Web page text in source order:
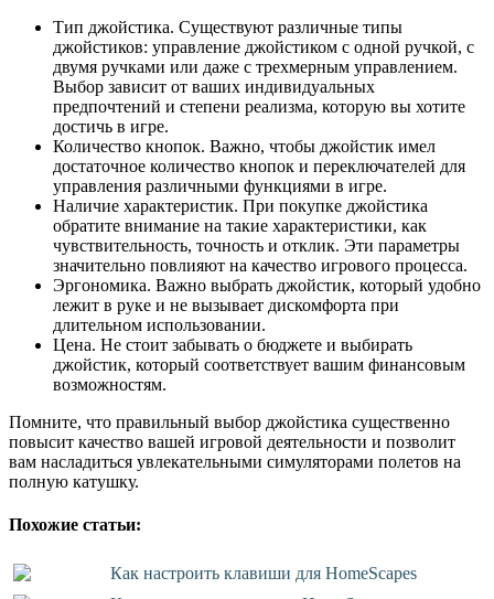
Тип джойстика. Существуют различные типы
джойстиков: управление джойстиком с одной ручкой, с
двумя ручками или даже с трехмерным управлением.
Выбор зависит от ваших индивидуальных
предпочтений и степени реализма, которую вы хотите
достичь в игре.
Количество кнопок. Важно, чтобы джойстик имел
достаточное количество кнопок и переключателей для
управления различными функциями в игре.
Наличие характеристик. При покупке джойстика
обратите внимание на такие характеристики, как
чувствительность, точность и отклик. Эти параметры
значительно повлияют на качество игрового процесса.
Эргономика. Важно выбрать джойстик, который удобно
лежит в руке и не вызывает дискомфорта при
длительном использовании.
Цена. Не стоит забывать о бюджете и выбирать
джойстик, который соответствует вашим финансовым
возможностям.
Помните, что правильный выбор джойстика существенно
повысит качество вашей игровой деятельности и позволит
вам насладиться увлекательными симуляторами полетов на
полную катушку.
Похожие статьи:
Как настроить клавиши для HomeScapes